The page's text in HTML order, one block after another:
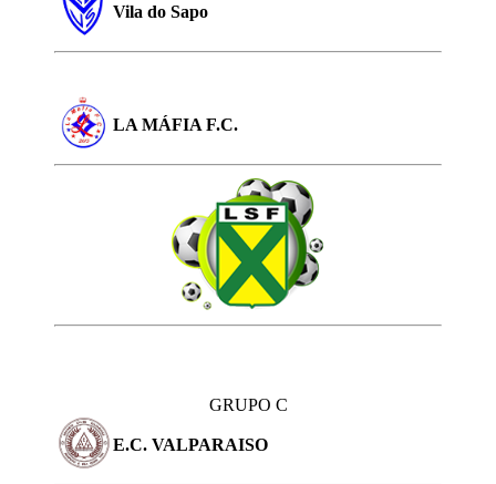
Vila do Sapo
LA MÁFIA F.C.
GRUPO C
E.C. VALPARAISO